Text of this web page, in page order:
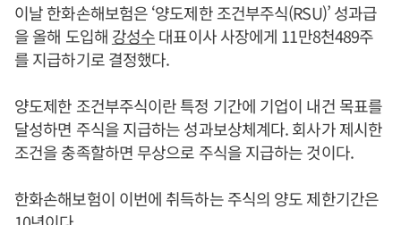
이날 한화손해보험은 ‘양도제한 조건부주식(RSU)’ 성과급
을 올해 도입해 강성수대표이사 사장에게 11만8천489주
를 지급하기로 결정했다.
양도제한 조건부주식이란 특정 기간에 기업이 내건 목표를
달성하면 주식을 지급하는 성과보상체계다. 회사가 제시한
조건을 충족할하면 무상으로 주식을 지급하는 것이다.
한화손해보험이 이번에 취득하는 주식의 양도 제한기간은